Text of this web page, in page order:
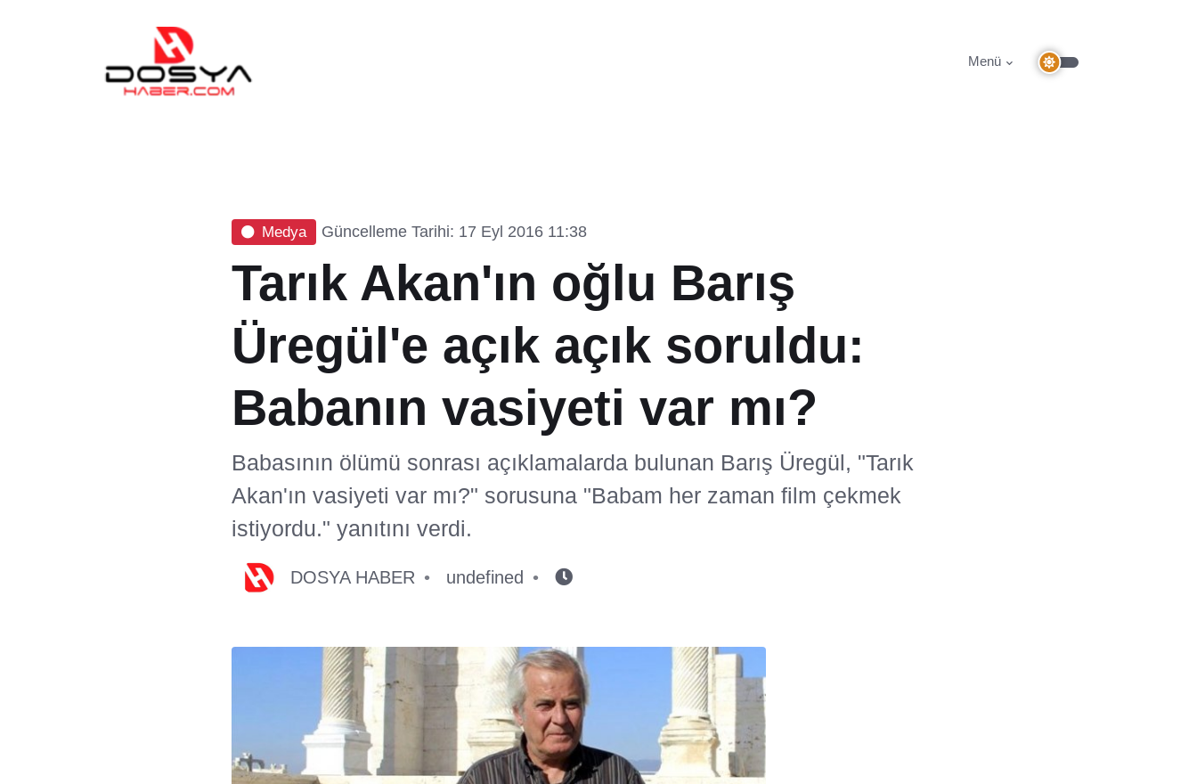
Menü
Medya Güncelleme Tarihi: 17 Eyl 2016 11:38
Tarık Akan'ın oğlu Barış
Üregül'e açık açık soruldu:
Babanın vasiyeti var mı?
Babasının ölümü sonrası açıklamalarda bulunan Barış Üregül, "Tarık
Akan'ın vasiyeti var mı?" sorusuna "Babam her zaman film çekmek
istiyordu." yanıtını verdi.
DOSYA HABER undefined